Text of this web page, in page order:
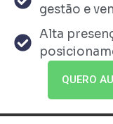
gestão e
Alta
QUERO